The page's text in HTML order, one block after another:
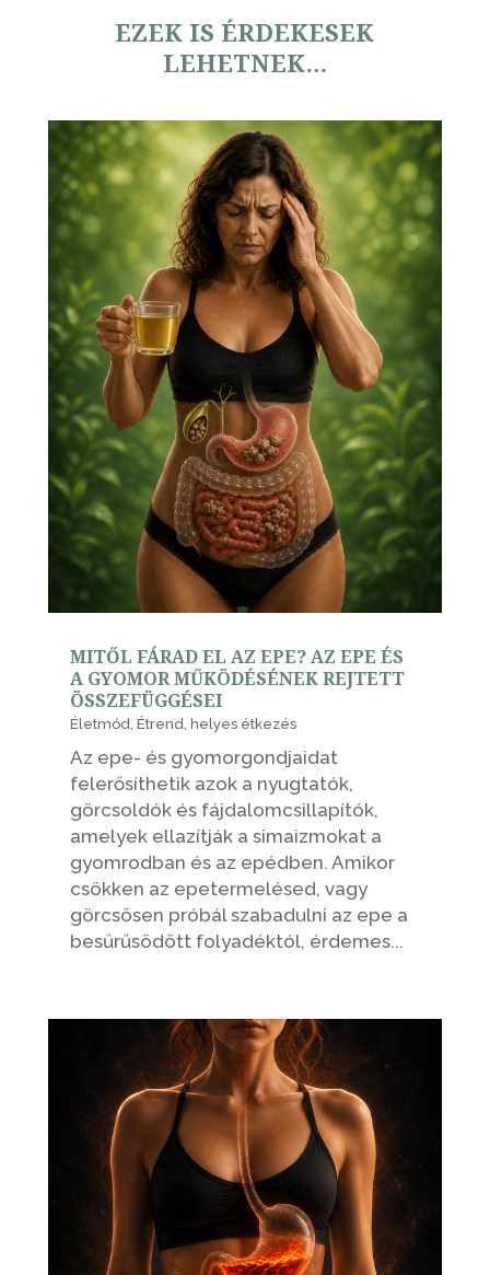
EZEK IS ÉRDEKESEK
LEHETNEK…
MITŐL FÁRAD EL AZ EPE? AZ EPE ÉS
A GYOMOR MŰKÖDÉSÉNEK REJTETT
ÖSSZEFÜGGÉSEI
Életmód Étrend helyes étkezés
Az epe- és gyomorgondjaidat
felerősíthetik azok a nyugtatók,
görcsoldók és fájdalomcsillapítók,
amelyek ellazítják a simaizmokat a
gyomrodban és az epédben. Amikor
csökken az epetermelésed, vagy
görcsösen próbál szabadulni az epe a
besűrűsödött folyadéktól, érdemes...